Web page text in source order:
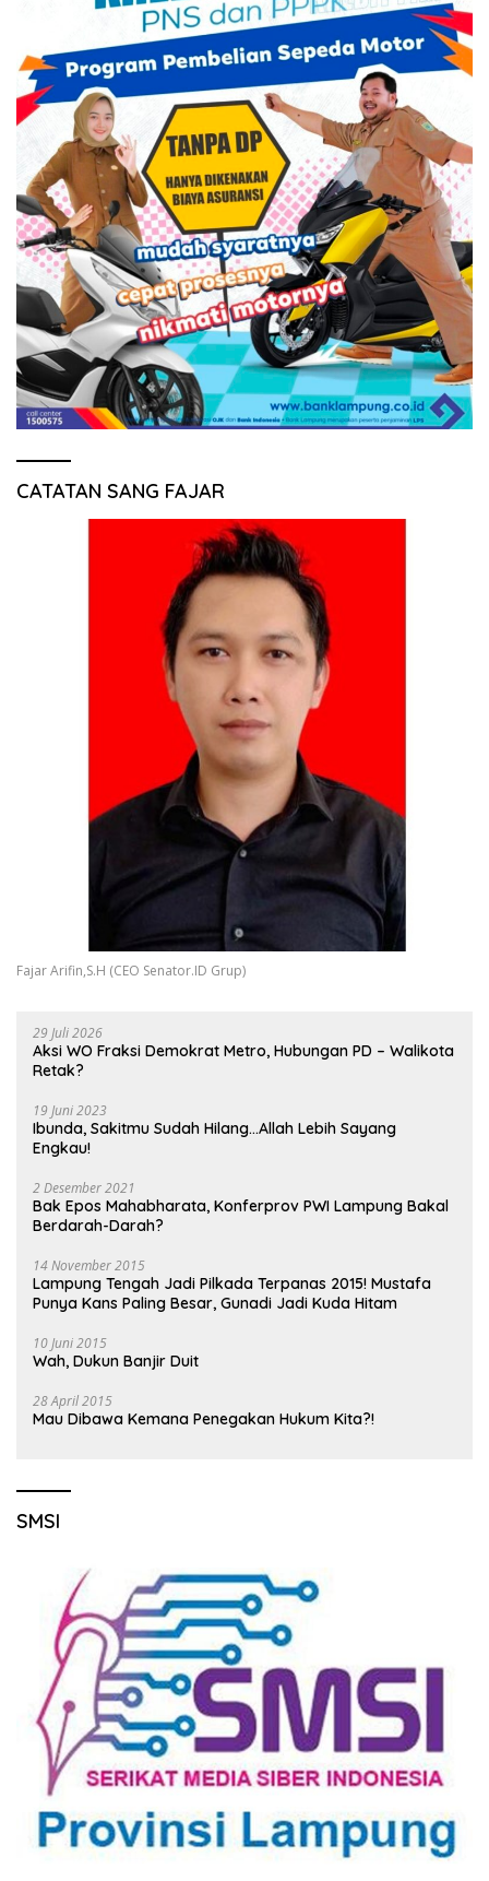
CATATAN SANG FAJAR
Fajar Arifin,S.H (CEO Senator.ID Grup)
29 Juli 2026
Aksi WO Fraksi Demokrat Metro, Hubungan PD – Walikota
Retak?
19 Juni 2023
Ibunda, Sakitmu Sudah Hilang…Allah Lebih Sayang
Engkau!
2 Desember 2021
Bak Epos Mahabharata, Konferprov PWI Lampung Bakal
Berdarah-Darah?
14 November 2015
Lampung Tengah Jadi Pilkada Terpanas 2015! Mustafa
Punya Kans Paling Besar, Gunadi Jadi Kuda Hitam
10 Juni 2015
Wah, Dukun Banjir Duit
28 April 2015
Mau Dibawa Kemana Penegakan Hukum Kita?!
SMSI